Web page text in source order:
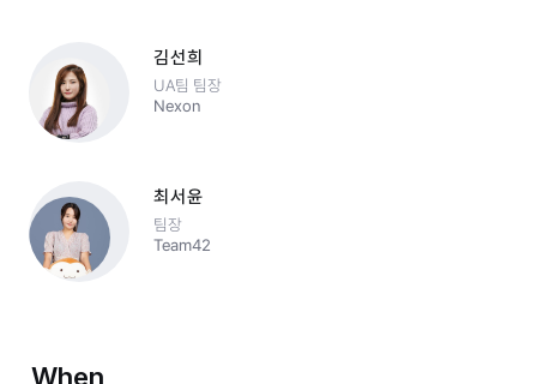
김선희
UA팀 팀장
Nexon
최서윤
팀장
Team42
When